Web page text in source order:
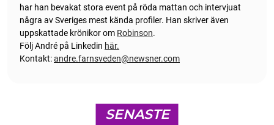
har han bevakat stora event på röda mattan och intervjuat
några av Sveriges mest kända profiler. Han skriver även
uppskattade krönikor om Robinson.
Följ André på Linkedin här.
Kontakt:andre.farnsveden@newsner.com
SENASTE